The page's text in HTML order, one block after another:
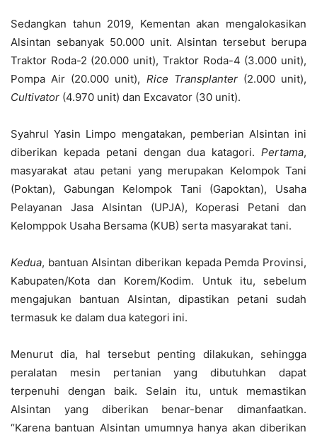
Sedangkan tahun 2019, Kementan akan mengalokasikan
Alsintan sebanyak 50.000 unit. Alsintan tersebut berupa
Traktor Roda-2 (20.000 unit), Traktor Roda-4 (3.000 unit),
Pompa Air (20.000 unit), Rice Transplanter(2.000 unit),
Cultivator (4.970 unit) dan Excavator (30 unit).
Syahrul Yasin Limpo mengatakan, pemberian Alsintan ini
diberikan kepada petani dengan dua katagori. Pertama,
masyarakat atau petani yang merupakan Kelompok Tani
(Poktan), Gabungan Kelompok Tani (Gapoktan), Usaha
Pelayanan Jasa Alsintan (UPJA), Koperasi Petani dan
Kelomppok Usaha Bersama (KUB) serta masyarakat tani.
Kedua, bantuan Alsintan diberikan kepada Pemda Provinsi,
Kabupaten/Kota dan Korem/Kodim. Untuk itu, sebelum
mengajukan bantuan Alsintan, dipastikan petani sudah
termasuk ke dalam dua kategori ini.
Menurut dia, hal tersebut penting dilakukan, sehingga
peralatan mesin pertanian yang dibutuhkan dapat
terpenuhi dengan baik. Selain itu, untuk memastikan
Alsintan yang diberikan benar-benar dimanfaatkan.
“Karena bantuan Alsintan umumnya hanya akan diberikan